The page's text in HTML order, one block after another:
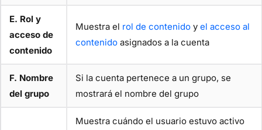
E. Rol y
acceso de
contenido
Muestra el rol de contenido y el acceso al
contenido asignados a la cuenta
F. Nombre
del grupo
Si la cuenta pertenece a un grupo, se
mostrará el nombre del grupo
Muestra cuándo el usuario estuvo activo